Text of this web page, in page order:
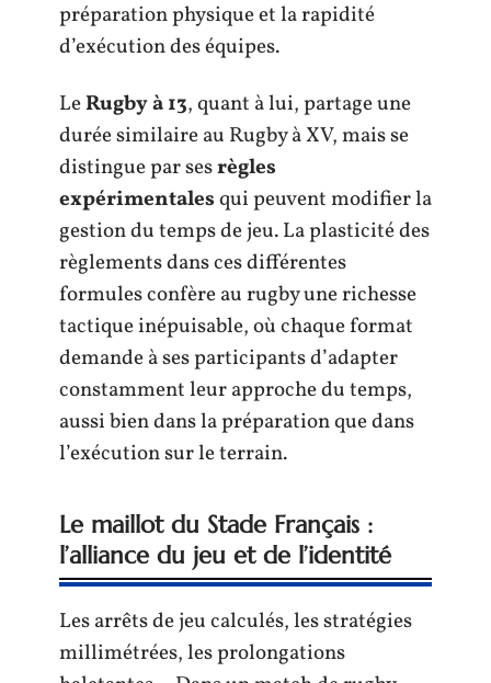
préparation physique et la rapidité
d’exécution des équipes.
LeRugby à 13, quant à lui, partage une
durée similaire au Rugby à XV, mais se
distingue par sesrègles
expérimentalesqui peuvent modifier la
gestion du temps de jeu. La plasticité des
règlements dans ces différentes
formules confère au rugby une richesse
tactique inépuisable, où chaque format
demande à ses participants d’adapter
constamment leur approche du temps,
aussi bien dans la préparation que dans
l’exécution sur le terrain.
Le maillot du Stade Français :
l’alliance du jeu et de l’identité
Les arrêts de jeu calculés, les stratégies
millimétrées, les prolongations